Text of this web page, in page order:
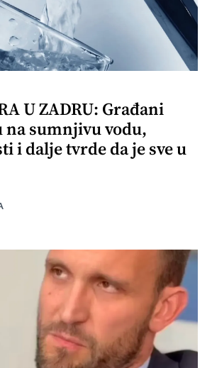
U ZADRU: Građani
na sumnjivu vodu,
i dalje tvrde da je sve u